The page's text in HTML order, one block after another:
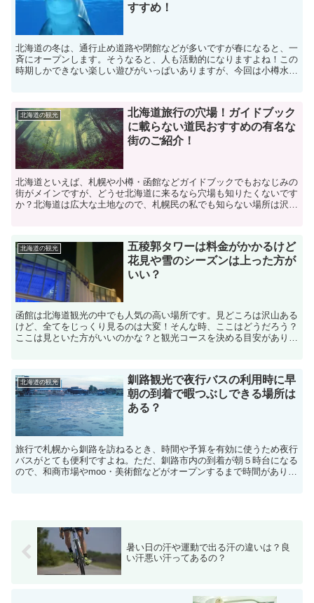
すすめ！
北海道の冬は、通行止め道路や閉館などが多いですが春になると、一
斉にオープンします。そうなると、人も活動的になりますよね！この
時期しかできない楽しい遊びがいっぱいありますが、今回は小樽水族
北海道の観光
北海道旅行の穴場！ガイドブック
に載らない道民おすすめの有名な
街のご紹介！
北海道といえば、札幌や小樽・函館などガイドブックでもおなじみの
街がメインですが、どうせ北海道に来るなら穴場も知りたくないです
か？北海道は広大な土地なので、札幌民の私でも知らない場所は沢山
北海道の観光
五稜郭タワーは料金がかかるけど
花見や雪のシーズンは上った方が
いい？
函館は北海道観光の中でも人気の高い場所です。見どころは沢山ある
けど、全てをじっくり見るのは大変！そんな時、ここはどうだろう？
ここは見といた方がいいのかな？と観光コースを決める目安がありま
北海道の観光
釧路観光で夜行バスの利用時に早
朝の到着で暇つぶしできる場所は
ある？
旅行で札幌から釧路を訪ねるとき、時間や予算を有効に使うため夜行
バスがとても便利ですよね。ただ、釧路市内の到着が朝５時台になる
ので、和商市場やmoo・美術館などがオープンするまで時間があり何
暑い日の汗や運動で出る汗の違いは？良
い汗悪い汗ってあるの？